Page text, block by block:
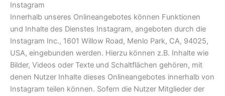
Instagram
Innerhalb unseres Onlineangebotes können Funktionen
und Inhalte des Dienstes Instagram, angeboten durch die
Instagram Inc., 1601 Willow Road, Menlo Park, CA, 94025,
USA, eingebunden werden. Hierzu können z.B. Inhalte wie
Bilder, Videos oder Texte und Schaltflächen gehören, mit
denen Nutzer Inhalte dieses Onlineangebotes innerhalb von
Instagram teilen können. Sofern die Nutzer Mitglieder der